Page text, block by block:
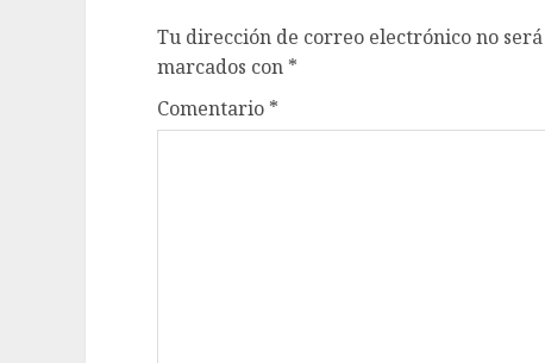
Tu dirección de correo electrónico no
marcados con *
Comentario *